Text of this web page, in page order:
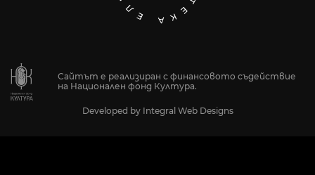
Сайтът е реализиран с финансовото съдействие
на Национален фонд Култура.
Developed by Integral Web Designs